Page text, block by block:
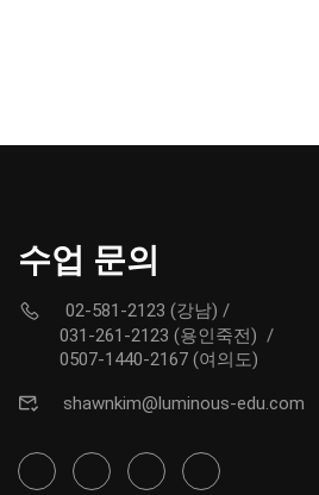
수업 문의
02-581-2123 (강남) /
031-261-2123 (용인죽전) /
0507-1440-2167 (여의도)
shawnkim@luminous-edu.com